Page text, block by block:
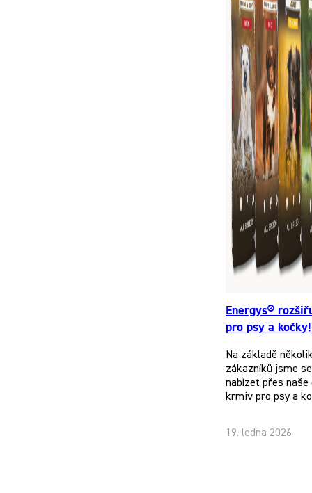
Energys®
pro psy a kočky!
Na základě
zákazníků jsme
nabízet přes
krmiv pro psy a
19. ledna 2026